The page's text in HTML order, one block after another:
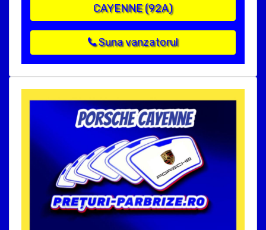
CAYENNE (92A)
Suna vanzatorul